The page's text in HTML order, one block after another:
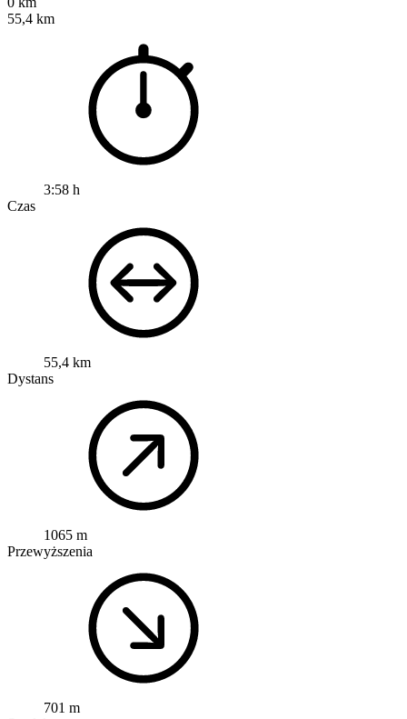
55,4 km
3:58 h
Czas
55,4 km
Dystans
1065 m
Przewyższenia
701 m